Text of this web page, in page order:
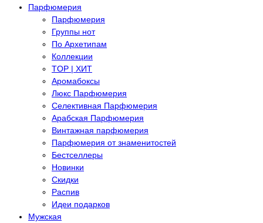
Парфюмерия
Парфюмерия
Группы нот
По Архетипам
Коллекции
TOP | ХИТ
Аромабоксы
Люкс Парфюмерия
Селективная Парфюмерия
Арабская Парфюмерия
Винтажная парфюмерия
Парфюмерия от знаменитостей
Бестселлеры
Новинки
Скидки
Распив
Идеи подарков
Мужская